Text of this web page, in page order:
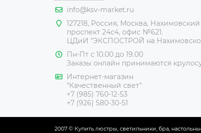
info@ksv-market.ru
127218, Россия, Москва, Нахимовский
проспект 24с4, офис №621.
ЦДиИ "ЭКСПОСТРОЙ на
Пн-Пт с 10.00 до 19.00
Заказы онлайн принимаются
Интернет-магазин
"Качественный свет"
+7 (985) 760-12-53
+7 (926) 580-30-51
2007 © Купить люстры, светильники, бра,